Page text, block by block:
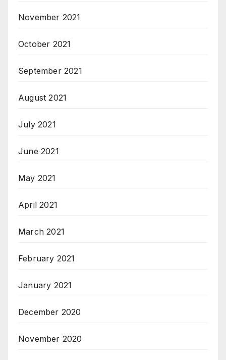
November 2021
October 2021
September 2021
August 2021
July 2021
June 2021
May 2021
April 2021
March 2021
February 2021
January 2021
December 2020
November 2020